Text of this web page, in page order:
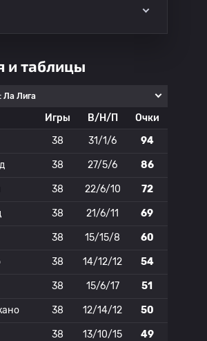
и таблицы
Ла Лига
Игры В/Н/П
Очки
38 31/1/6 94
38 27/5/6 86
38 22/6/10 72
38 21/6/11 69
38 15/15/8 60
38 14/12/12 54
38 15/6/17 51
38 12/14/12 50
38 13/10/15 49